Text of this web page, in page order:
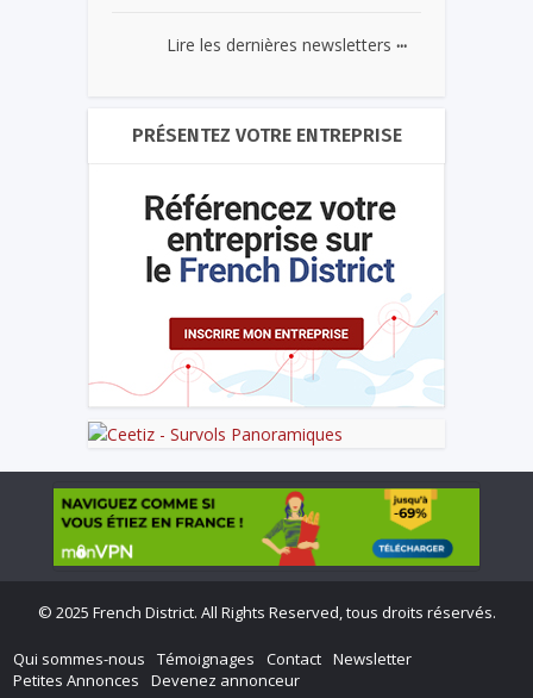
Lire les dernières newsletters ...
PRÉSENTEZ VOTRE ENTREPRISE
© 2025 French District. All Rights Reserved, tous droits réservés.
Qui sommes-nous Témoignages Contact Newsletter
Petites Annonces
Devenez annonceur